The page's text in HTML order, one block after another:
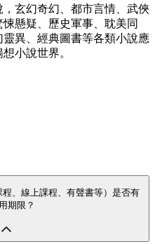
玄幻奇幻、都市言情、武俠
懸疑、歷史軍事、耽美同
異、經典圖書等各類小說應
小說世界。
、線上課程、有聲書等）是否有
期限？